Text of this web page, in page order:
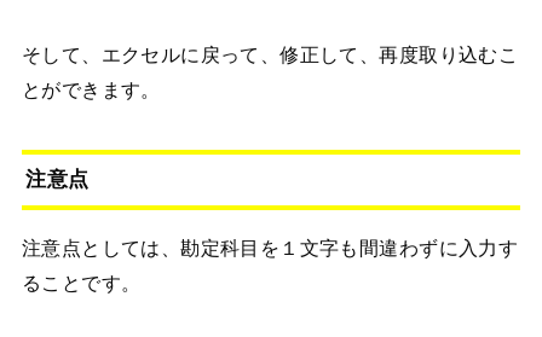
そして、エクセルに戻って、修正して、再度取り込むこ
とができます。
注意点
注意点としては、勘定科目を１文字も間違わずに入力す
ることです。